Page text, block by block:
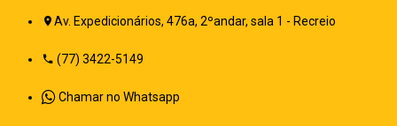
Av. Expedicionários, 476a, 2ºandar, sala 1 - Recreio
(77) 3422-5149
Chamar no Whatsapp